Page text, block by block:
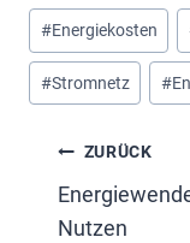
Schlagworte:
#Energiekosten
#Stromnetz #
ZURÜCK
Nutzen